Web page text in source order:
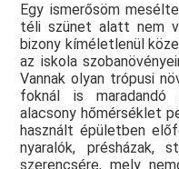
Egy ismerősöm
téli szünet alatt nem
bizony kíméletlenül
az iskola
Vannak olyan trópusi
foknál is maradandó
alacsony hőmérséklet
használt épületben
nyaralók, présházak,
szerencsére, mely